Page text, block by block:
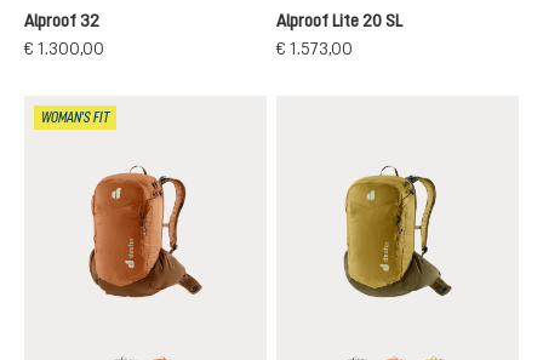
Alproof 32
€ 1.300,00
Alproof Lite 20 SL
€ 1.573,00
WOMAN'S FIT